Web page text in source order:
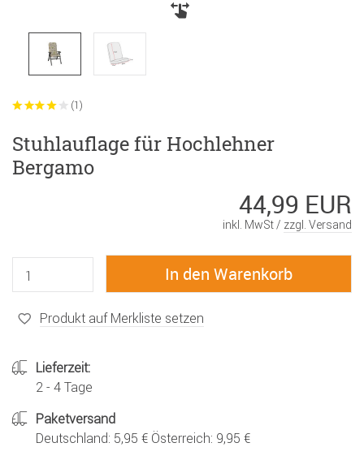
(1)
Stuhlauflage für Hochlehner
Bergamo
44,99 EUR
inkl. MwSt / zzgl. Versand
Produkt auf Merkliste setzen
Lieferzeit:
2 - 4 Tage
Paketversand
Deutschland: 5,95 € Österreich: 9,95 €